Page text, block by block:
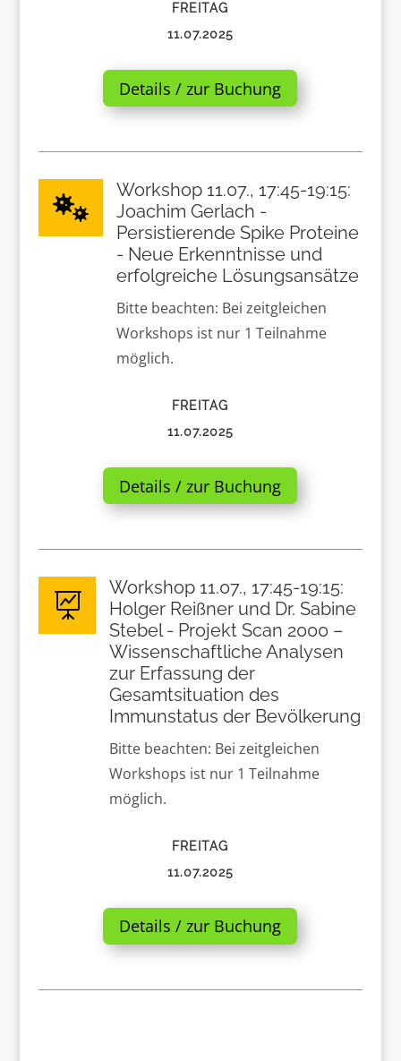
FREITAG
11.07.2025
Details / zur Buchung

Workshop 11.07., 17:45-19:15:
Joachim Gerlach -
Persistierende Spike Proteine
- Neue Erkenntnisse und
erfolgreiche Lösungsansätze
Bitte beachten: Bei zeitgleichen
Workshops ist nur 1 Teilnahme
möglich.
FREITAG
11.07.2025
Details / zur Buchung

Workshop 11.07., 17:45-19:15:
Holger Reißner und Dr. Sabine
Stebel - Projekt Scan 2000 –
Wissenschaftliche Analysen
zur Erfassung der
Gesamtsituation des
Immunstatus der Bevölkerung
Bitte beachten: Bei zeitgleichen
Workshops ist nur 1 Teilnahme
möglich.
FREITAG
11.07.2025
Details / zur Buchung